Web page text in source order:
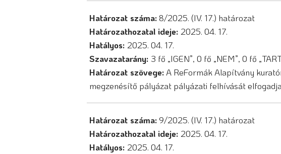
Határozat száma:8/2025. (IV. 17.) határozat
Határozathozatal ideje: 2025. 04. 17.
Hatályos: 2025. 04. 17.
Szavazatarány: 3 fő „IGEN”, 0 fő „NEM”, 0 fő
Határozat szövege: A ReFormák Alapítvány
megzenésítő pályázat pályázati felhívását
Határozat száma:9/2025. (IV. 17.) határozat
Határozathozatal ideje: 2025. 04. 17.
Hatályos: 2025. 04. 17.